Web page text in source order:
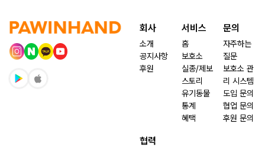
회사
소개
공지사항
후원
서비스
홈
보호소
실종/제보
스토리
유기동물
통계
혜택
문의
자주하는
질문
보호소 관
리 시스템
도입 문의
협업 문의
후원 문의
협력